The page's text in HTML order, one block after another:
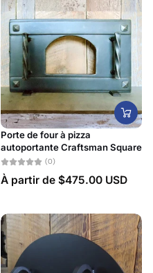
Porte de four à pizza
autoportante Craftsman Square
(0)
À partir de $475.00 USD